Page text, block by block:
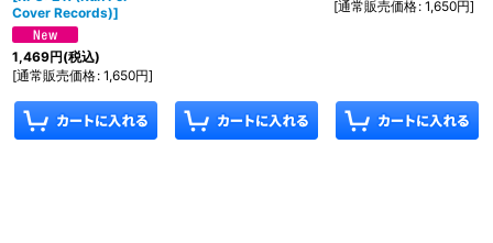
Cover Records)]
1,469円(税込)
[通常販売価格: 1,650円]
[通常販売価格: 1,650円]